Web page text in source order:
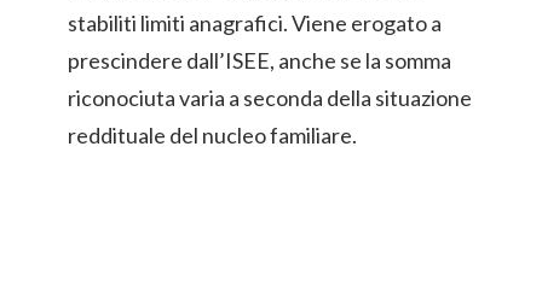
stabiliti limiti anagrafici. Viene erogato a
prescindere dall’ISEE, anche se la somma
riconociuta varia a seconda della situazione
reddituale del nucleo familiare.